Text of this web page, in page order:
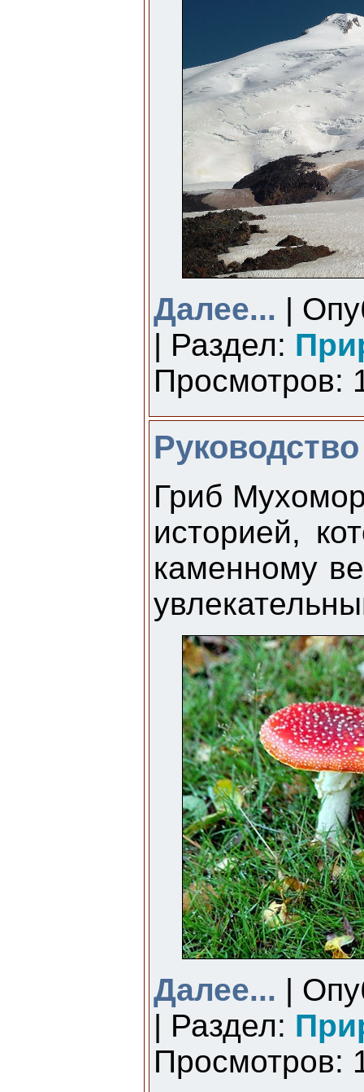
Далее... |
| Раздел:
Просмотров:
Гриб
историей,
каменному
Далее... |
| Раздел:
Просмотров: